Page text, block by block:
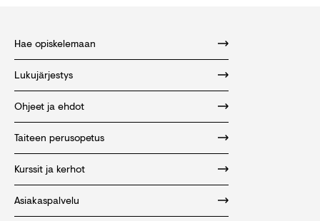
Hae opiskelemaan
Lukujärjestys
Ohjeet ja ehdot
Taiteen perusopetus
Kurssit ja kerhot
Asiakaspalvelu